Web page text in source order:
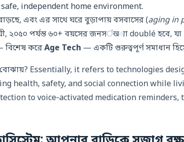
safe, independent home environment.
এবং এর সাথে ঘরে বুড়াপায় বসবাসের (aging in
২০৫০ পর্যন্ত ৬০+ বয়সের জনসंख্যা doublé হবে,
বিশেষ করেAge Tech — একটি গুরুত্বপূর্ণ সমাধান
Essentially, it refers to technologies
health, safety, and social connection while
to voice‑activated medication